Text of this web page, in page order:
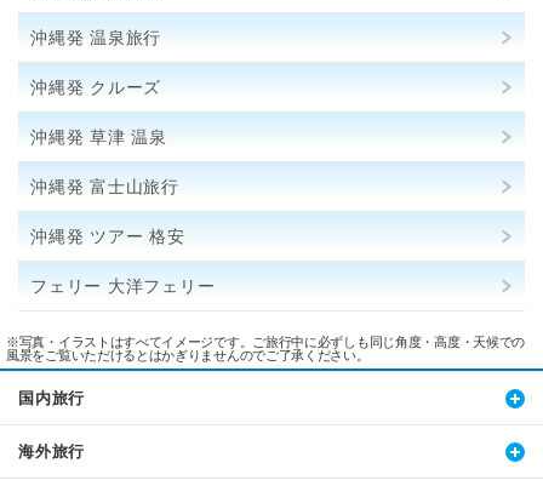
沖縄発 温泉旅行
沖縄発 クルーズ
沖縄発 草津 温泉
沖縄発 富士山旅行
沖縄発 ツアー 格安
フェリー 大洋フェリー
※写真・イラストはすべてイメージです。ご旅行中に必ずしも同じ角度・高度・天候での
風景をご覧いただけるとはかぎりませんのでご了承ください。
国内旅行
海外旅行